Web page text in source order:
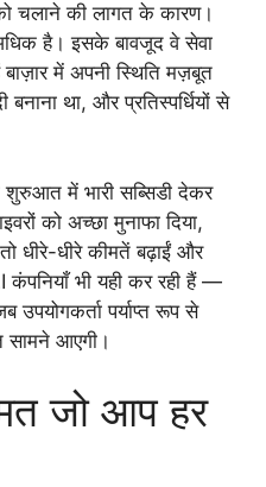
चलाने की लागत के कारण।
है। इसके बावजूद वे सेवा
में अपनी स्थिति मज़बूत
था, और प्रतिस्पर्धियों से
में भारी सब्सिडी देकर
को अच्छा मुनाफा दिया,
धीरे-धीरे कीमतें बढ़ाईं और
कंपनियाँ भी यही कर रही हैं —
उपयोगकर्ता पर्याप्त रूप से
सामने आएगी।
जो आप हर